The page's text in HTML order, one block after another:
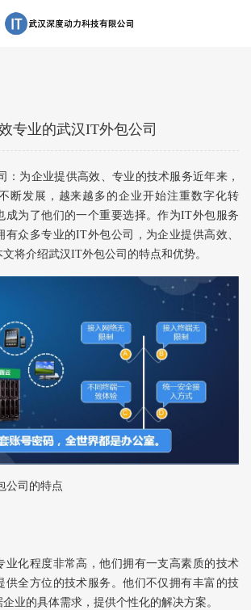
专业的武汉IT外包公司
：为企业提供高效、专业的技术服务近年来，
断发展，越来越多的企业开始注重数字化转
成为了他们的一个重要选择。作为IT外包服务
有众多专业的IT外包公司，为企业提供高效、
将介绍武汉IT外包公司的特点和优势。
公司的特点
业化程度非常高，他们拥有一支高素质的技术
供全方位的技术服务。他们不仅拥有丰富的技
业的具体需求，提供个性化的解决方案。